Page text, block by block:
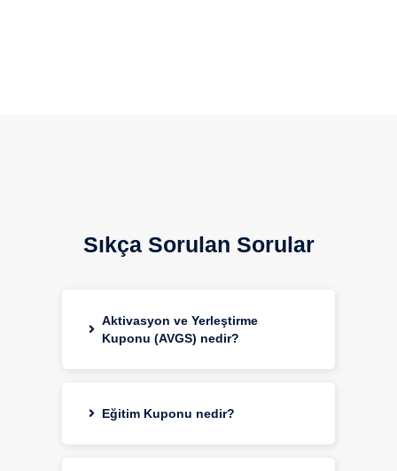
Sıkça Sorulan Sorular
Aktivasyon ve Yerleştirme
Kuponu (AVGS) nedir?
Eğitim Kuponu nedir?